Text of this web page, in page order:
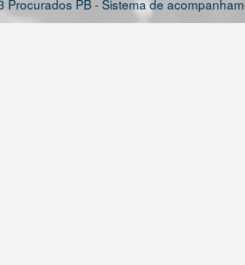
Procurados PB - Sistema de